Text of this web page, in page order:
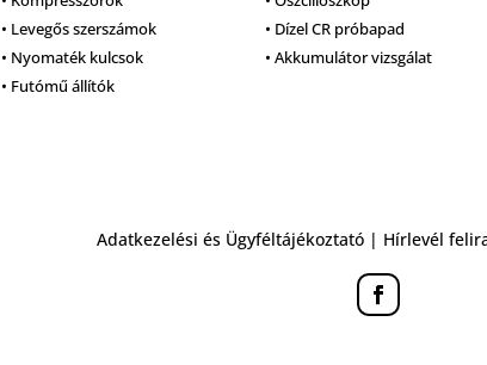
• Levegős szerszámok
• Nyomaték kulcsok
• Futómű állítók
• Dízel CR próbapad
• Akkumulátor vizsgálat
Adatkezelési és Ügyféltájékoztató | Hírlevél